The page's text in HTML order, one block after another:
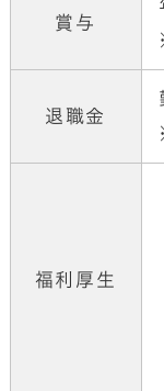
賞与
退職金
福利厚生